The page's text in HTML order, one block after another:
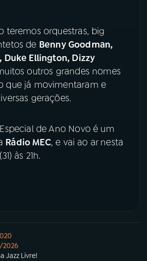
MEC
MEC
Facebook
X
teremos orquestras, big
de Benny Goodman,
Duke Ellington, Dizzy
outros grandes nomes
que já movimentaram e
gerações.
de Ano Novo é um
Rádio MEC, e vai ao ar nesta
às 21h.
Jazz Livre!